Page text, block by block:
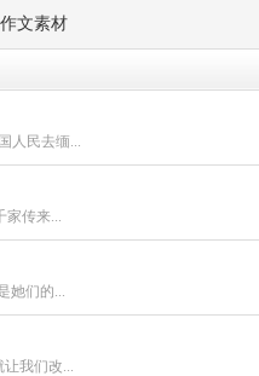
作文素材
人民去缅...
家传来...
她们的...
我们改...